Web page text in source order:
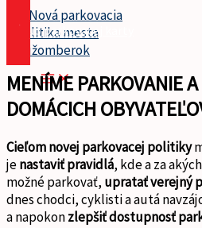
Preskočiť
obsah
Nákup parkovacej karty
MENÍME PARKOVANIE
DOMÁCICH
Cieľom novej parkovacej politiky
jenastaviť pravidlá, kde a za
možné parkovať, upratať verejný
dnes chodci, cyklisti a autá
a napokonzlepšiť dostupnosť